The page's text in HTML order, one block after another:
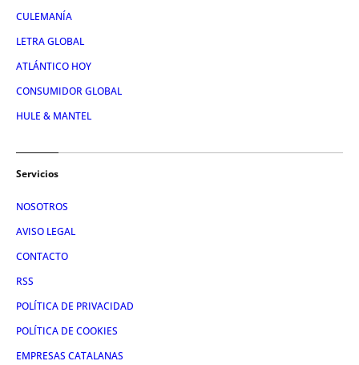
CULEMANÍA
LETRA GLOBAL
ATLÁNTICO HOY
CONSUMIDOR GLOBAL
HULE & MANTEL
Servicios
NOSOTROS
AVISO LEGAL
CONTACTO
RSS
POLÍTICA DE PRIVACIDAD
POLÍTICA DE COOKIES
EMPRESAS CATALANAS